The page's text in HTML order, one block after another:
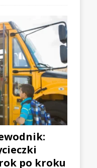
po kroku